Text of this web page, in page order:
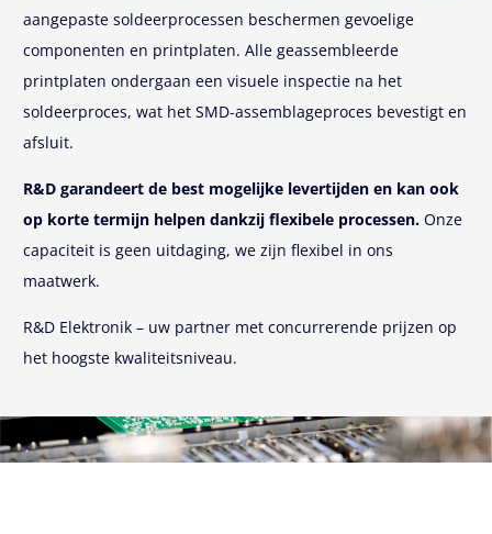
aangepaste soldeerprocessen beschermen gevoelige
componenten en printplaten. Alle geassembleerde
printplaten ondergaan een visuele inspectie na het
soldeerproces, wat het SMD-assemblageproces bevestigt en
afsluit.
R&D garandeert de best mogelijke levertijden en kan ook
op korte termijn helpen dankzij flexibele processen. Onze
capaciteit is geen uitdaging, we zijn flexibel in ons
maatwerk.
R&D Elektronik – uw partner met concurrerende prijzen op
het hoogste kwaliteitsniveau.